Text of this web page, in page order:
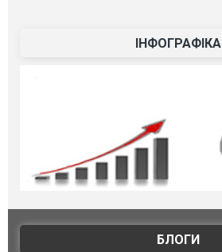
ІНФОГРАФІКА
БЛОГИ